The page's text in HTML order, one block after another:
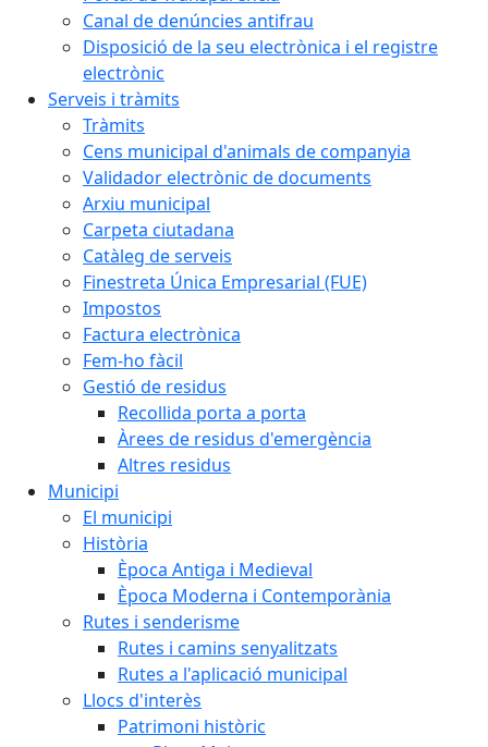
Canal de denúncies antifrau
Disposició de la seu electrònica i el registre
electrònic
Serveis i tràmits
Tràmits
Cens municipal d'animals de companyia
Validador electrònic de documents
Arxiu municipal
Carpeta ciutadana
Catàleg de serveis
Finestreta Única Empresarial (FUE)
Impostos
Factura electrònica
Fem-ho fàcil
Gestió de residus
Recollida porta a porta
Àrees de residus d'emergència
Altres residus
Municipi
El municipi
Història
Època Antiga i Medieval
Època Moderna i Contemporània
Rutes i senderisme
Rutes i camins senyalitzats
Rutes a l'aplicació municipal
Llocs d'interès
Patrimoni històric